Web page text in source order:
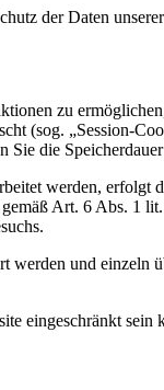
der Daten
zu
(sog. „Session-
die
werden,
Art. 6 Abs. 1
und
eingeschränkt sein